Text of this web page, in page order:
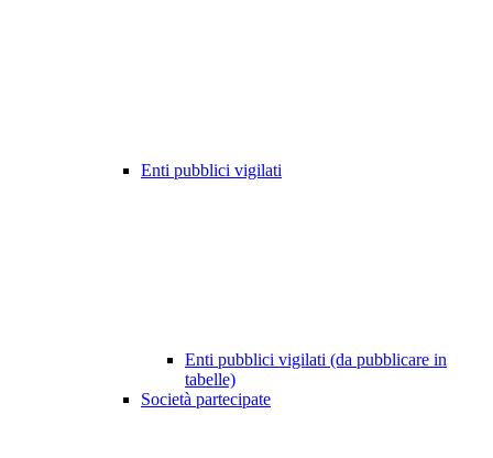
Enti pubblici vigilati
Enti pubblici vigilati (da pubblicare in
tabelle)
Società partecipate